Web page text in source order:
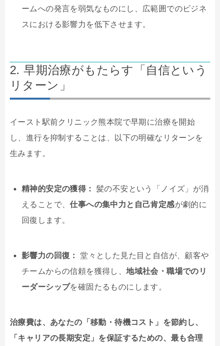
ームへの発言を弱気なものにし、広範囲でのビジネ
スにおける影響力を低下させます。
2. 早期治療がもたらす「自信という
リターン」
イースト駅前クリニック熊本院で早期に治療を開始
し、進行を抑制することは、以下の明確なリターンを
生みます。
精神的安定の獲得：
髪の不安という「ノイズ」が消
えることで、仕事への集中力と自己肯定感が劇的に
回復します。
影響力の回復：
堂々とした見た目と自信が、顧客や
チームからの信頼を獲得し、地域社会・職場でのリ
ーダーシップを確固たるものにします。
治療費は、あなたの「移動・待機コスト」を節約し、
「キャリアの長期安定」を保証するための、最も合理